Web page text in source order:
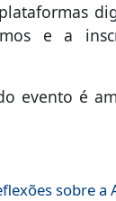
e a
evento é
sobre